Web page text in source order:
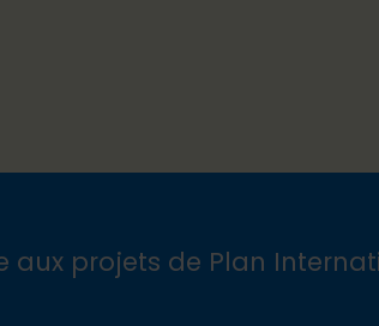
aux projets de Plan